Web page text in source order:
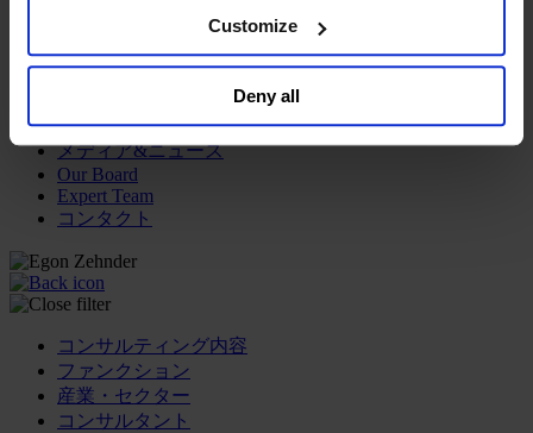
browser. For additional information and retention terms
general collection and use of personal information see
Customize
Deny all
ホスピタリティ、旅行・レジャー
不動産
運輸及びロジスティクス
メディア&ニュース
Our Board
Expert Team
コンタクト
コンサルティング内容
ファンクション
産業・セクター
コンサルタント